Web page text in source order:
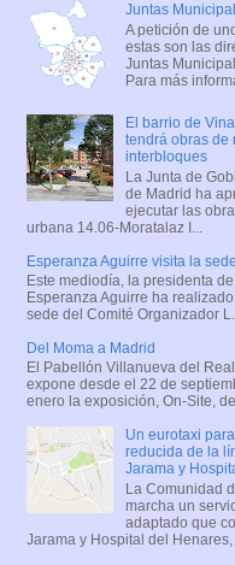
Juntas
A petición de
estas son las
Juntas
Para más
El barrio de
tendrá obras de
interbloques
La Junta de
de Madrid ha
ejecutar las
urbana 14.06-Moratalaz I...
Esperanza Aguirre visita la
Este mediodía, la presidenta
Esperanza Aguirre ha
sede del Comité Organizador
Del Moma a Madrid
El Pabellón Villanueva del
expone desde el 22 de
enero la exposición, On-Site,
Un eurotaxi
reducida de la
Jarama y
La Comunidad
marcha un
adaptado que
Jarama y Hospital del Henares,